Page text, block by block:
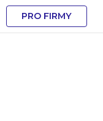
PRO FIRMY